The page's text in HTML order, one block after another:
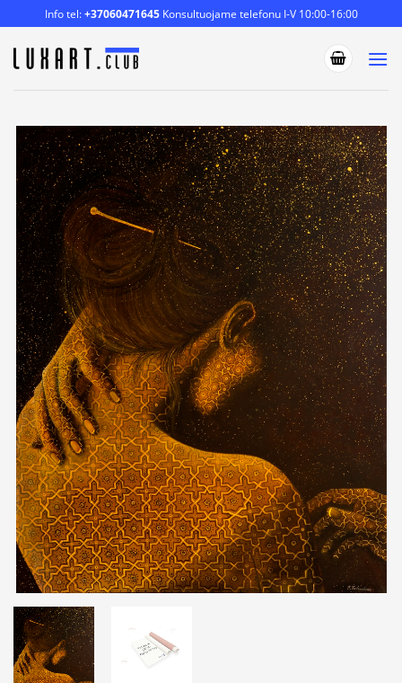
to
content
Info tel:+37060471645Konsultuojame telefonu I-V 10:00-16:00